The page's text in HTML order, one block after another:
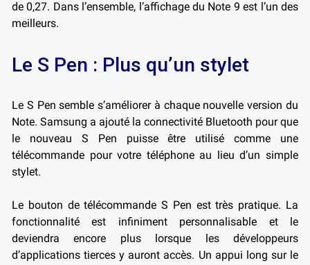
de 0,27. Dans l’ensemble, l’affichage du Note 9 est l’un des
meilleurs.
Le S Pen : Plus qu’un stylet
Le S Pen semble s’améliorer à chaque nouvelle version du
Note. Samsung a ajouté la connectivité Bluetooth pour que
le nouveau S Pen puisse être utilisé comme une
télécommande pour votre téléphone au lieu d’un simple
stylet.
Le bouton de télécommande S Pen est très pratique. La
fonctionnalité est infiniment personnalisable et le
deviendra encore plus lorsque les développeurs
d’applications tierces y auront accès. Un appui long sur le